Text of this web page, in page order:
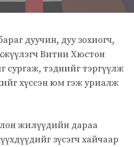
дуучин, дуу зохиогч,
Витни Хюстон
сургаж, тэднийг тэргүүлж
хүссэн юм гэж уриалж
олон жилүүдийн дараа
зүсэгч хайчаар